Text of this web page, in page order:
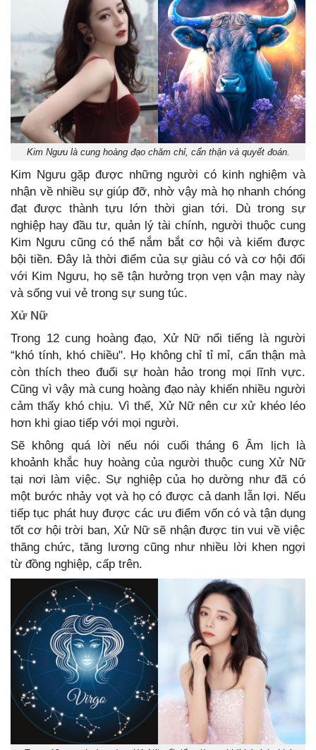
Kim Ngưu là cung hoàng đạo chăm chỉ, cẩn thận và quyết đoán.
Kim Ngưu gặp được những người có kinh nghiệm và
nhận về nhiều sự giúp đỡ, nhờ vậy mà họ nhanh chóng
đạt được thành tựu lớn thời gian tới. Dù trong sự
nghiệp hay đầu tư, quản lý tài chính, người thuộc cung
Kim Ngưu cũng có thể nắm bắt cơ hội và kiếm được
bội tiền. Đây là thời điểm của sự giàu có và cơ hội đối
với Kim Ngưu, họ sẽ tận hưởng trọn vẹn vận may này
và sống vui vẻ trong sự sung túc.
Xử Nữ
Trong 12 cung hoàng đạo, Xử Nữ nổi tiếng là người
“khó tính, khó chiều". Họ không chỉ tỉ mỉ, cẩn thận mà
còn thích theo đuổi sự hoàn hảo trong mọi lĩnh vực.
Cũng vì vậy mà cung hoàng đạo này khiến nhiều người
cảm thấy khó chịu. Vì thế, Xử Nữ nên cư xử khéo léo
hơn khi giao tiếp với mọi người.
Sẽ không quá lời nếu nói cuối tháng 6 Âm lịch là
khoảnh khắc huy hoàng của người thuộc cung Xử Nữ
tại nơi làm việc. Sự nghiệp của họ dường như đã có
một bước nhảy vọt và họ có được cả danh lẫn lợi. Nếu
tiếp tục phát huy được các ưu điểm vốn có và tận dụng
tốt cơ hội trời ban, Xử Nữ sẽ nhận được tin vui về việc
thăng chức, tăng lương cũng như nhiều lời khen ngợi
từ đồng nghiệp, cấp trên.